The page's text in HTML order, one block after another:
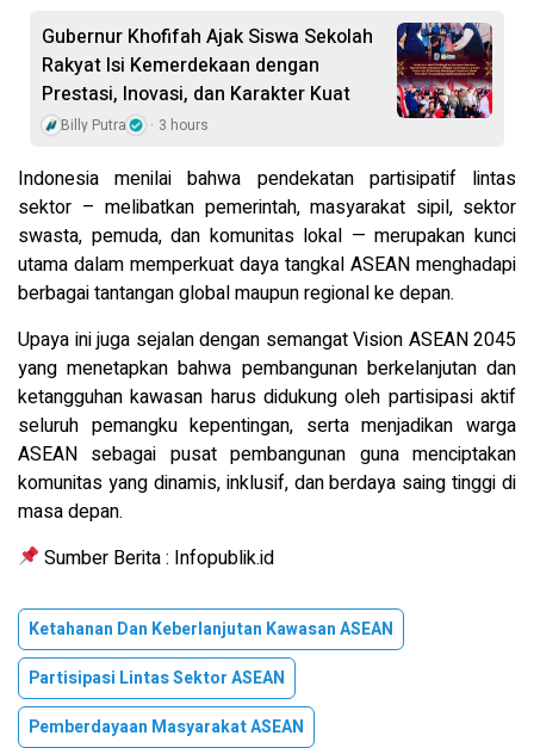
Gubernur Khofifah Ajak Siswa Sekolah
Rakyat Isi Kemerdekaan dengan
Prestasi, Inovasi, dan Karakter Kuat
Billy Putra 3 hours
Indonesia menilai bahwa pendekatan partisipatif lintas
sektor – melibatkan pemerintah, masyarakat sipil, sektor
swasta, pemuda, dan komunitas lokal — merupakan kunci
utama dalam memperkuat daya tangkal ASEAN menghadapi
berbagai tantangan global maupun regional ke depan.
Upaya ini juga sejalan dengan semangat Vision ASEAN 2045
yang menetapkan bahwa pembangunan berkelanjutan dan
ketangguhan kawasan harus didukung oleh partisipasi aktif
seluruh pemangku kepentingan, serta menjadikan warga
ASEAN sebagai pusat pembangunan guna menciptakan
komunitas yang dinamis, inklusif, dan berdaya saing tinggi di
masa depan.
Sumber Berita : Infopublik.id
Ketahanan Dan Keberlanjutan Kawasan ASEAN
Partisipasi Lintas Sektor ASEAN
Pemberdayaan Masyarakat ASEAN